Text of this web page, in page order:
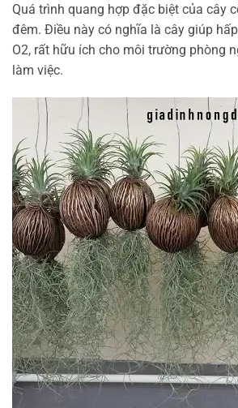
Quá trình quang hợp đặc biệt của cây
đêm. Điều này có nghĩa là cây giúp
O2, rất hữu ích cho môi trường phòng
làm việc.